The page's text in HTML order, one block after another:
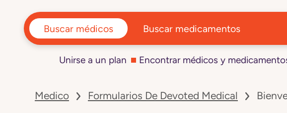
Buscar médicos Buscar medicamentos
Unirse a un plan Encontrar médicos y
Medico Formularios De Devoted Medical